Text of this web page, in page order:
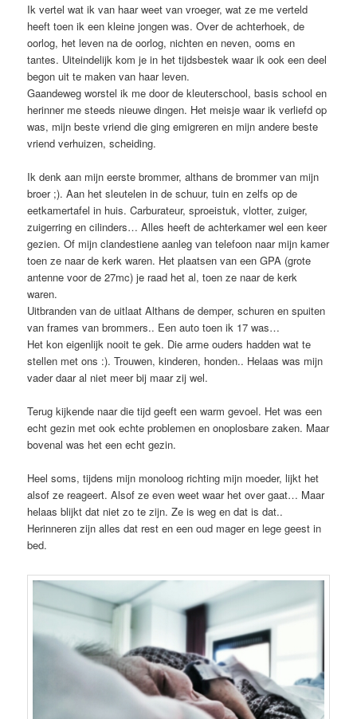
Ik vertel wat ik van haar weet van vroeger, wat ze me verteld
heeft toen ik een kleine jongen was. Over de achterhoek, de
oorlog, het leven na de oorlog, nichten en neven, ooms en
tantes. Uiteindelijk kom je in het tijdsbestek waar ik ook een deel
begon uit te maken van haar leven.
Gaandeweg worstel ik me door de kleuterschool, basis school en
herinner me steeds nieuwe dingen. Het meisje waar ik verliefd op
was, mijn beste vriend die ging emigreren en mijn andere beste
vriend verhuizen, scheiding.
Ik denk aan mijn eerste brommer, althans de brommer van mijn
broer ;). Aan het sleutelen in de schuur, tuin en zelfs op de
eetkamertafel in huis. Carburateur, sproeistuk, vlotter, zuiger,
zuigerring en cilinders… Alles heeft de achterkamer wel een keer
gezien. Of mijn clandestiene aanleg van telefoon naar mijn kamer
toen ze naar de kerk waren. Het plaatsen van een GPA (grote
antenne voor de 27mc) je raad het al, toen ze naar de kerk
waren.
Uitbranden van de uitlaat Althans de demper, schuren en spuiten
van frames van brommers.. Een auto toen ik 17 was…
Het kon eigenlijk nooit te gek. Die arme ouders hadden wat te
stellen met ons :). Trouwen, kinderen, honden.. Helaas was mijn
vader daar al niet meer bij maar zij wel.
Terug kijkende naar die tijd geeft een warm gevoel. Het was een
echt gezin met ook echte problemen en onoplosbare zaken. Maar
bovenal was het een echt gezin.
Heel soms, tijdens mijn monoloog richting mijn moeder, lijkt het
alsof ze reageert. Alsof ze even weet waar het over gaat… Maar
helaas blijkt dat niet zo te zijn. Ze is weg en dat is dat..
Herinneren zijn alles dat rest en een oud mager en lege geest in
bed.